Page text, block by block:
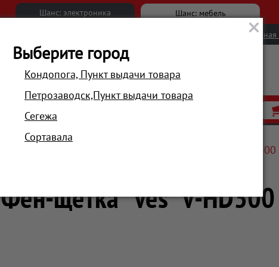
Шанс: электроника Шанс: мебель
Обратная
АКЦИИ
Фен-щетка "Ves" V-HD300
Фен-щетка "Ves" V-HD300
Выберите город
Кондопога, Пункт выдачи товара
Петрозаводск,Пункт выдачи товара
Сегежа
Сортавала